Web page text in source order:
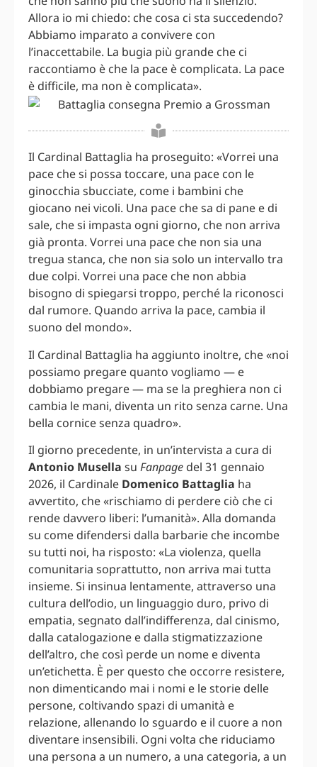
Allora io mi chiedo: che cosa ci sta succedendo?
Abbiamo imparato a convivere con
l’inaccettabile. La bugia più grande che ci
raccontiamo è che la pace è complicata. La pace
è difficile, ma non è complicata».
Il Cardinal Battaglia ha proseguito: «Vorrei una
pace che si possa toccare, una pace con le
ginocchia sbucciate, come i bambini che
giocano nei vicoli. Una pace che sa di pane e di
sale, che si impasta ogni giorno, che non arriva
già pronta. Vorrei una pace che non sia una
tregua stanca, che non sia solo un intervallo tra
due colpi. Vorrei una pace che non abbia
bisogno di spiegarsi troppo, perché la riconosci
dal rumore. Quando arriva la pace, cambia il
suono del mondo».
Il Cardinal Battaglia ha aggiunto inoltre, che «noi
possiamo pregare quanto vogliamo — e
dobbiamo pregare — ma se la preghiera non ci
cambia le mani, diventa un rito senza carne. Una
bella cornice senza quadro».
Il giorno precedente, in un’intervista a cura di
Antonio Musella su Fanpage del 31 gennaio
2026, il Cardinale Domenico Battaglia ha
avvertito, che «rischiamo di perdere ciò che ci
rende davvero liberi: l’umanità». Alla domanda
su come difendersi dalla barbarie che incombe
su tutti noi, ha risposto: «La violenza, quella
comunitaria soprattutto, non arriva mai tutta
insieme. Si insinua lentamente, attraverso una
cultura dell’odio, un linguaggio duro, privo di
empatia, segnato dall’indifferenza, dal cinismo,
dalla catalogazione e dalla stigmatizzazione
dell’altro, che così perde un nome e diventa
un’etichetta. È per questo che occorre resistere,
non dimenticando mai i nomi e le storie delle
persone, coltivando spazi di umanità e
relazione, allenando lo sguardo e il cuore a non
diventare insensibili. Ogni volta che riduciamo
una persona a un numero, a una categoria, a un